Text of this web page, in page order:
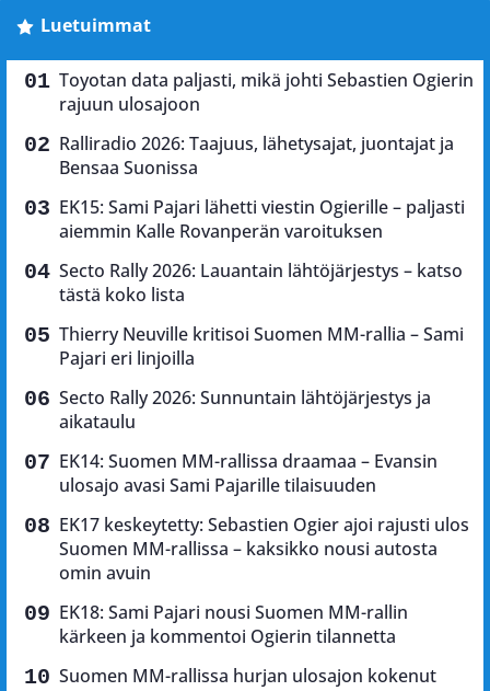
Luetuimmat
Toyotan data paljasti, mikä johti Sebastien Ogierin
rajuun ulosajoon
Ralliradio 2026: Taajuus, lähetysajat, juontajat ja
Bensaa Suonissa
EK15: Sami Pajari lähetti viestin Ogierille – paljasti
aiemmin Kalle Rovanperän varoituksen
Secto Rally 2026: Lauantain lähtöjärjestys – katso
tästä koko lista
Thierry Neuville kritisoi Suomen MM-rallia – Sami
Pajari eri linjoilla
Secto Rally 2026: Sunnuntain lähtöjärjestys ja
aikataulu
EK14: Suomen MM-rallissa draamaa – Evansin
ulosajo avasi Sami Pajarille tilaisuuden
EK17 keskeytetty: Sebastien Ogier ajoi rajusti ulos
Suomen MM-rallissa – kaksikko nousi autosta
omin avuin
EK18: Sami Pajari nousi Suomen MM-rallin
kärkeen ja kommentoi Ogierin tilannetta
Suomen MM-rallissa hurjan ulosajon kokenut